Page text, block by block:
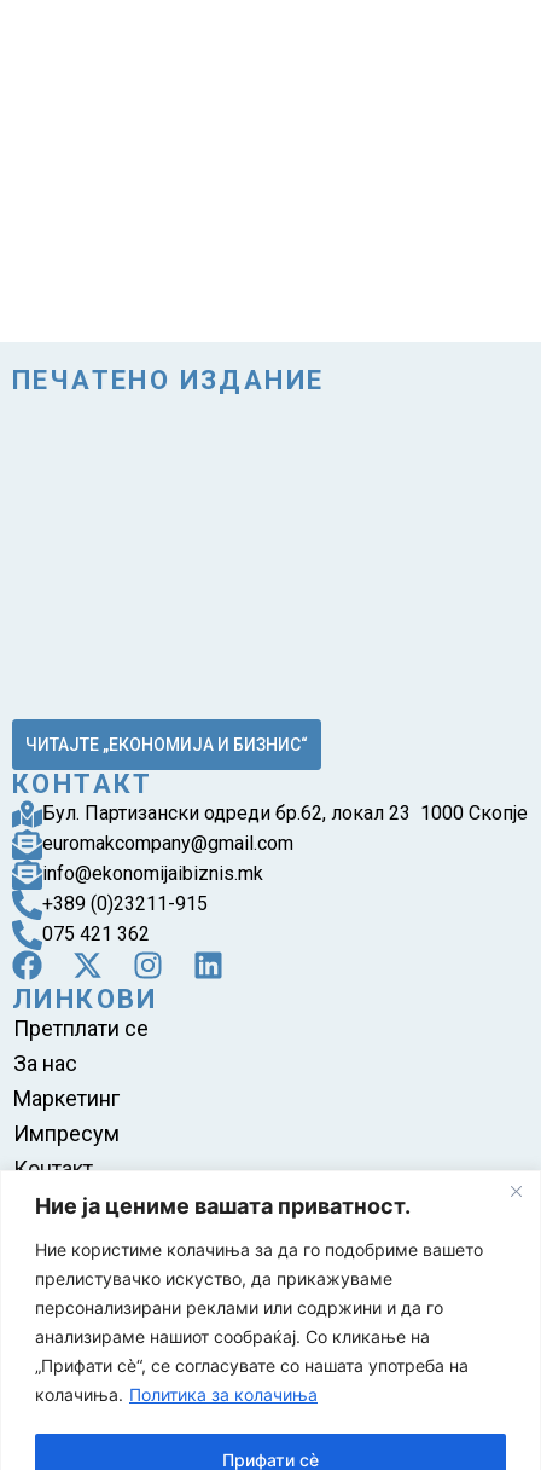
Ние ја цениме вашата приватност.
Ние користиме колачиња за да го подобриме вашето
прелистувачко искуство, да прикажуваме
персонализирани реклами или содржини и да го
анализираме нашиот сообраќај. Со кликање на
„Прифати сè“, се согласувате со нашата употреба на
колачиња. Политика за колачиња
Прифати сè
ПЕЧАТЕНО ИЗДАНИЕ
ЧИТАЈТЕ „ЕКОНОМИЈА И БИЗНИС“
КОНТАКТ
Бул. Партизански одреди бр.62, локал 23 1000 Скопје
euromakcompany@gmail.com
info@ekonomijaibiznis.mk
+389 (0)23211-915
075 421 362
ЛИНКОВИ
Претплати се
За нас
Маркетинг
Импресум
Контакт
Правила на користење